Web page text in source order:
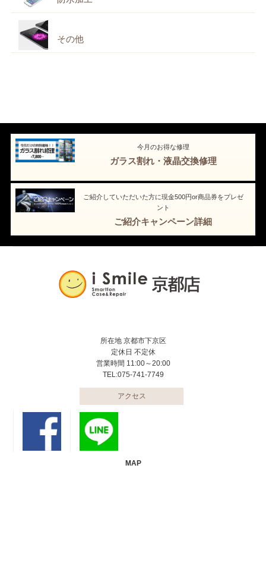
その他
今月のお得な修理
ガラス割れ・液晶交換修理
ご紹介していただいた方に現金500円or商品券をプレゼ
ント
ご紹介キャンペーン詳細
所在地 京都市下京区
定休日 不定休
営業時間 11:00～20:00
TEL:075-741-7749
アクセス
MAP